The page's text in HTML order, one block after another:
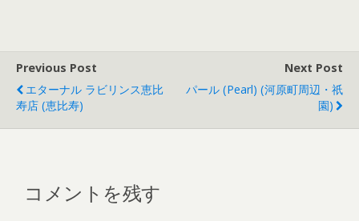
Previous Post
エターナル ラビリンス恵比
寿店 (恵比寿)
Next Post
パール (Pearl) (河原町周辺・祇
園)
コメントを残す